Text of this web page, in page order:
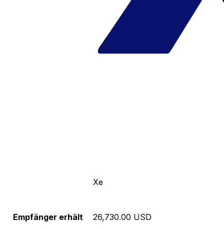
Xe
Empfänger erhält
26,730.00 USD